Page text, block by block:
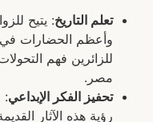
تعلم التاريخ: يتيح
وأعظم الحضارات في
للزائرين فهم
مصر.
تحفيز الفكر الإبداعي:
رؤية هذه الآثار